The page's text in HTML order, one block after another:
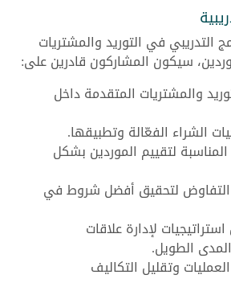
التدريبي في التوريد والمشتريات
سيكون المشاركون قادرين على:
والمشتريات المتقدمة داخل
الشراء الفعّالة وتطبيقها.
المناسبة لتقييم الموردين بشكل
التفاوض لتحقيق أفضل شروط في
لإدارة علاقات
الطويل.
وتقليل التكاليف